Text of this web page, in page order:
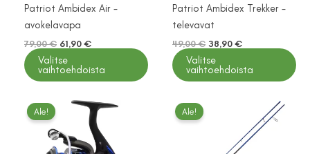
Patriot Ambidex Air -
avokelavapa
79,00€ Alkuperäinen
oli:
61,90 €Nykyinen
on:
Valitse
vaihtoehdoista
Tällä
tuotteella
useampi
muunnelma.
Patriot Ambidex Trekker -
televavat
49,00€ Alkuperäinen
oli:
38,90 €Nykyinen
on:
Valitse
vaihtoehdoista
Tällä
tuotteella
useampi
Ale! Ale!